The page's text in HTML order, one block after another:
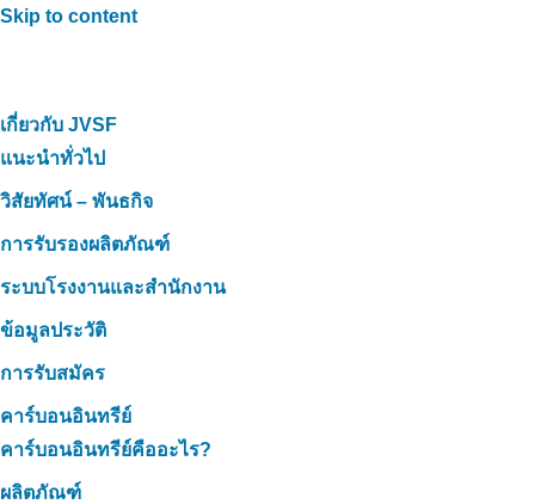
Skip to content
เกี่ยวกับ JVSF
แนะนำทั่วไป
วิสัยทัศน์ – พันธกิจ
การรับรองผลิตภัณฑ์
ระบบโรงงานและสำนักงาน
ข้อมูลประวัติ
การรับสมัคร
คาร์บอนอินทรีย์
คาร์บอนอินทรีย์คืออะไร?
ผลิตภัณฑ์